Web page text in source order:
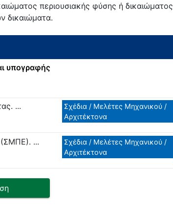
περιουσιακής φύσης ή δικαιώματος
δικαιώματα.
υπογραφής
...
Σχέδια / Μελέτες Μηχανικού /
Αρχιτέκτονα
(ΣΜΠΕ). ...
Σχέδια / Μελέτες Μηχανικού /
Αρχιτέκτονα